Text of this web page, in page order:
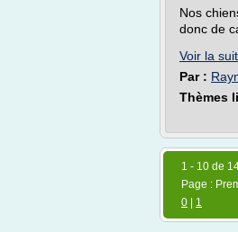
Nos
donc de
Voir la
Par :
Thèmes
1 - 10 de
Page :
0
1